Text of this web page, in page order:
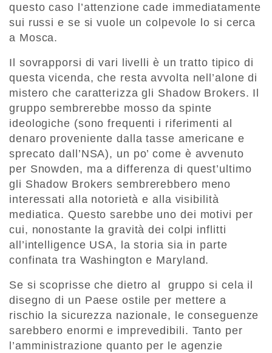
questo caso l’attenzione cade immediatamente
sui russi e se si vuole un colpevole lo si cerca
a Mosca.
Il sovrapporsi di vari livelli è un tratto tipico di
questa vicenda, che resta avvolta nell’alone di
mistero che caratterizza gli Shadow Brokers. Il
gruppo sembrerebbe mosso da spinte
ideologiche (sono frequenti i riferimenti al
denaro proveniente dalla tasse americane e
sprecato dall’NSA), un po’ come è avvenuto
per Snowden, ma a differenza di quest’ultimo
gli Shadow Brokers sembrerebbero meno
interessati alla notorietà e alla visibilità
mediatica. Questo sarebbe uno dei motivi per
cui, nonostante la gravità dei colpi inflitti
all’intelligence USA, la storia sia in parte
confinata tra Washington e Maryland.
Se si scoprisse che dietro al gruppo si cela il
disegno di un Paese ostile per mettere a
rischio la sicurezza nazionale, le conseguenze
sarebbero enormi e imprevedibili. Tanto per
l’amministrazione quanto per le agenzie